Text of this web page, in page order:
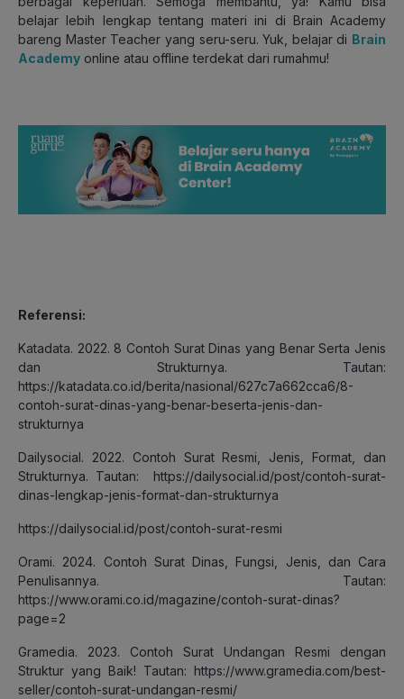
belajar lebih lengkap tentang materi ini di Brain Academy
bareng Master Teacher yang seru-seru. Yuk, belajar di Brain
Academy online atau offline terdekat dari rumahmu!
Referensi:
Katadata. 2022. 8 Contoh Surat Dinas yang Benar Serta Jenis
dan Strukturnya. Tautan:
https://katadata.co.id/berita/nasional/627c7a662cca6/8-
contoh-surat-dinas-yang-benar-beserta-jenis-dan-
strukturnya
Dailysocial. 2022. Contoh Surat Resmi, Jenis, Format, dan
Strukturnya. Tautan: https://dailysocial.id/post/contoh-surat-
dinas-lengkap-jenis-format-dan-strukturnya
https://dailysocial.id/post/contoh-surat-resmi
Orami. 2024. Contoh Surat Dinas, Fungsi, Jenis, dan Cara
Penulisannya. Tautan:
https://www.orami.co.id/magazine/contoh-surat-dinas?
page=2
Gramedia. 2023. Contoh Surat Undangan Resmi dengan
Struktur yang Baik! Tautan: https://www.gramedia.com/best-
seller/contoh-surat-undangan-resmi/